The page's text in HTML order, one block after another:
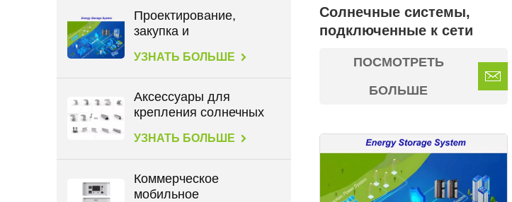
Солнечные системы,
подключенные к сети
ПОСМОТРЕТЬ
БОЛЬШЕ
Проектирование,
закупка и
энергетике
УЗНАТЬ БОЛЬШЕ
Аксессуары для
крепления солнечных
крыш
УЗНАТЬ БОЛЬШЕ
Коммерческое
мобильное